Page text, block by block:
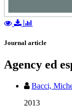
Journal article
Agency ed
Bacci,
2013